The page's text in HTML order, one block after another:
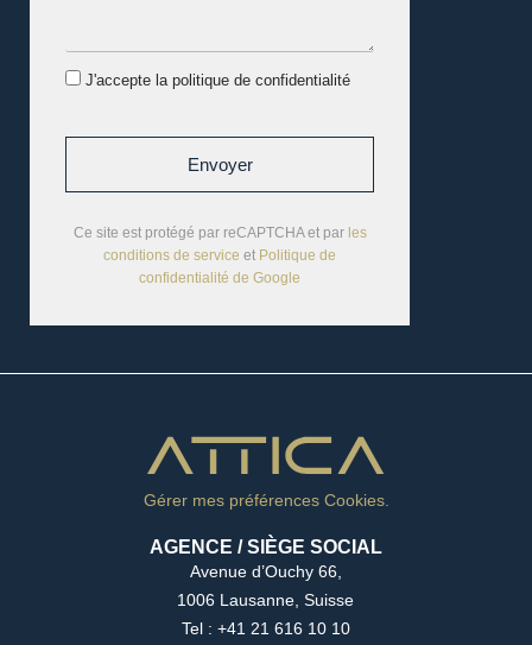
J'accepte la politique de confidentialité
Envoyer
Ce site est protégé par reCAPTCHA et par les
conditions de service et Politique de
confidentialité de Google
Gérer mes préférences Cookies.
AGENCE / SIÈGE SOCIAL
Avenue d’Ouchy 66,
1006 Lausanne, Suisse
Tel : +41 21 616 10 10